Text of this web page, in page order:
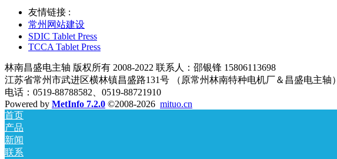
友情链接 :
常州网站建设
SDIC Tablet Press
TCCA Tablet Press
林南昌盛电主轴 版权所有 2008-2022 联系人：邵银锋 15806113698
江苏省常州市武进区横林镇昌盛路131号 （原常州林南特种电机厂＆昌盛电主轴）
电话：0519-88788582、0519-88721910
Powered by MetInfo 7.2.0 ©2008-2026 mituo.cn
首页
产品
新闻
联系